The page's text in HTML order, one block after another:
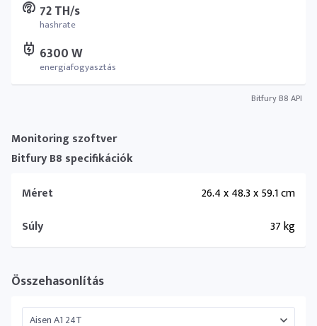
72 TH/s
hashrate
6300 W
energiafogyasztás
Bitfury B8 API
Monitoring szoftver
Bitfury B8 specifikációk
Méret
26.4 x 48.3 x 59.1 cm
Súly
37 kg
Összehasonlítás